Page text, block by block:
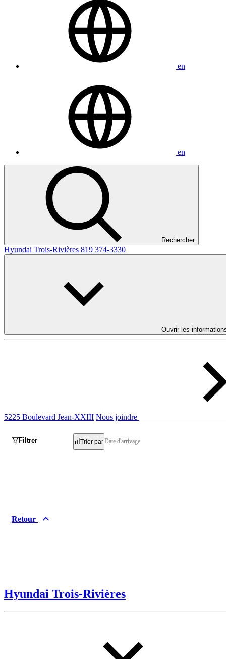
en
en
Rechercher
Hyundai Trois-Rivières 819 374-3330
Ouvrir les
5225 Boulevard Jean-XXIII Nous joindre
Filtrer Trier parDate d'arrivage
Retour
Hyundai Trois-Rivières